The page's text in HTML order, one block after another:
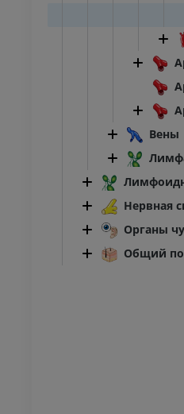
Вены
Нервная
Органы
Общий
конечности